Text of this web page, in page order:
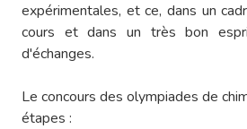
expérimentales, et ce, dans un
cours et dans un très bon
d'échanges.
Le concours des olympiades de
étapes :